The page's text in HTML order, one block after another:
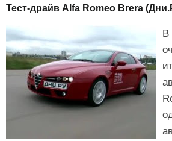
Тест-драйв Alfa Romeo Brera
В